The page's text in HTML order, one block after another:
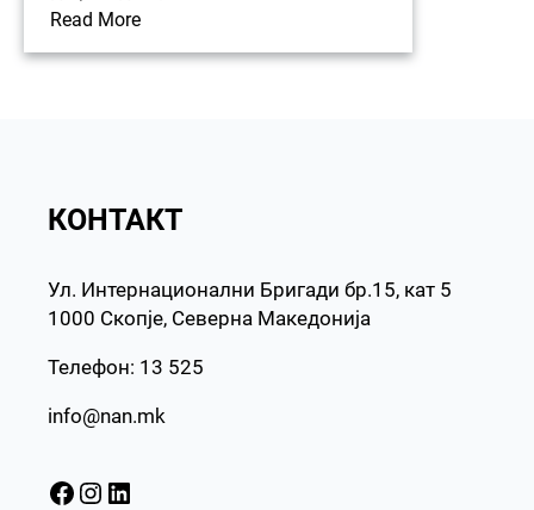
Read More:
Ефикасна
бизнис
КОНТАКТ
Ул. Интернационални Бригади бр.15, кат 5
1000 Скопје, Северна Македонија
Телефон: 13 525
info@nan.mk
Facebook Instagram LinkedIn